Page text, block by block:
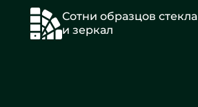
Сотни образцов стекла
и зеркал